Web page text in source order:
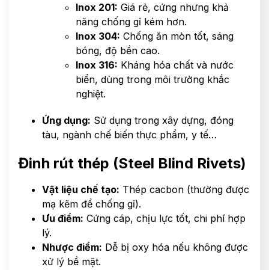
Inox 201: Giá rẻ, cứng nhưng khả
năng chống gỉ kém hơn.
Inox 304: Chống ăn mòn tốt, sáng
bóng, độ bền cao.
Inox 316: Kháng hóa chất và nước
biển, dùng trong môi trường khắc
nghiệt.
Ứng dụng: Sử dụng trong xây dựng, đóng
tàu, ngành chế biến thực phẩm, y tế…
Đinh rút thép (Steel Blind Rivets)
Vật liệu chế tạo: Thép cacbon (thường được
mạ kẽm để chống gỉ).
Ưu điểm: Cứng cáp, chịu lực tốt, chi phí hợp
lý.
Nhược điểm: Dễ bị oxy hóa nếu không được
xử lý bề mặt.